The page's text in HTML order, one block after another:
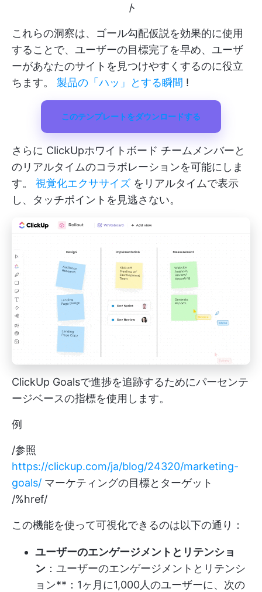
ト
これらの洞察は、ゴール勾配仮説を効果的に使用
することで、ユーザーの目標完了を早め、ユーザ
ーがあなたのサイトを見つけやすくするのに役立
ちます。 製品の「ハッ」とする瞬間 !
このテンプレートをダウンロードする
さらに ClickUpホワイトボード チームメンバーと
のリアルタイムのコラボレーションを可能にしま
す。 視覚化エクササイズ をリアルタイムで表示
し、タッチポイントを見逃さない。
ClickUp Goalsで進捗を追跡するためにパーセンテ
ージベースの指標を使用します。
例
/参照
https://clickup.com/ja/blog/24320/marketing-
goals/ マーケティングの目標とターゲット
/%href/
この機能を使って可視化できるのは以下の通り：
ユーザーのエンゲージメントとリテンショ
ン ：ユーザーのエンゲージメントとリテンシ
ョン**：1ヶ月に1,000人のユーザーに、次の